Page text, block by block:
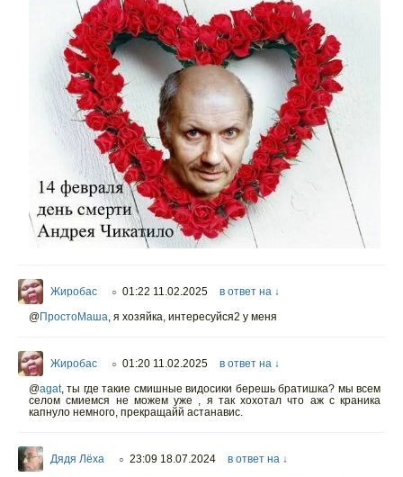
Жиробас ○ 01:22 11.02.2025
в ответ на ↓
@ПростоМаша, я хозяйка, интересуйся2 у меня
Жиробас ○ 01:20 11.02.2025
в ответ на ↓
@agat, ты где такие смишные видосики берешь братишка? мы всем
селом смиемся не можем уже , я так хохотал что аж с краника
капнуло немного, прекращайй астанавис.
Дядя Лёха ○ 23:09 18.07.2024
в ответ на ↓